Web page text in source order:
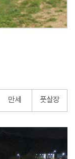
만세 풋살장